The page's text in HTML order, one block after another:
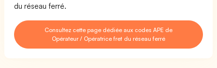
du réseau ferré.
Consultez cette page dédiée aux codes APE de
Opérateur / Opératrice fret du réseau ferré